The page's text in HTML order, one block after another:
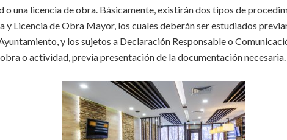
o una licencia de obra. Básicamente, existirán dos tipos de
Licencia de Obra Mayor, los cuales deberán ser estudiados
y los sujetos a Declaración Responsable o
o actividad, previa presentación de la documentación necesaria.